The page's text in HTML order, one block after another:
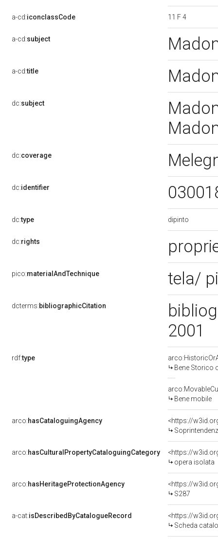
a-cd:iconclassCode 11 F 4
a-cd:subject
a-cd:title
dc:subject
dc:coverage
dc:identifier
dc:type dipinto
dc:rights
pico:materialAndTechnique tela/
dcterms:bibliographicCitation
2001
rdf:type
Bene Storico
Bene mobile
arco:hasCataloguingAgency
<https://
Soprintendenza per i
arco:hasCulturalPropertyCataloguingCategory
<https://
opera isolata
arco:hasHeritageProtectionAgency
<https://
S287
a-cat:isDescribedByCatalogueRecord
<https://
Scheda